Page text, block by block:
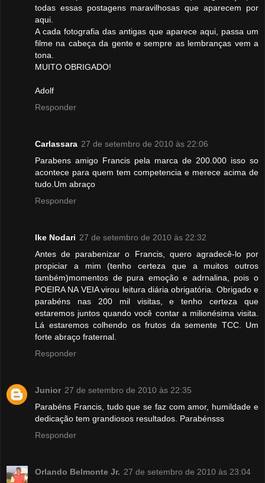
todas essas postagens maravilhosas que aparecem por
aqui.
A cada fotografia das antigas que aparece aqui, passa um
filme na cabeça da gente e sempre as lembranças vem a
tona.
MUITO OBRIGADO!
Adolf
Responder
Carlassara 27 de setembro de 2010 às 22:06
Parabens amigo Francis pela marca de 200.000 isso so
acontece para quem tem competencia e merece acima de
tudo.Um abraço
Responder
Ike Nodari 27 de setembro de 2010 às 22:32
Antes de parabenizar o Francis, quero agradecê-lo por
propiciar a mim (tenho certeza que a muitos outros
também)momentos de pura emoção e adrnalina, pois o
POEIRA NA VEIA virou leitura diária obrigatória. Obrigado e
parabéns nas 200 mil visitas, e tenho certeza que
estaremos juntos quando você contar a milionésima visita.
Lá estaremos colhendo os frutos da semente TCC. Um
forte abraço fraternal.
Responder
Junior 27 de setembro de 2010 às 22:35
Parabéns Francis, tudo que se faz com amor, humildade e
dedicação tem grandiosos resultados. Parabénsss
Responder
Orlando Belmonte Jr. 27 de setembro de 2010 às 23:04